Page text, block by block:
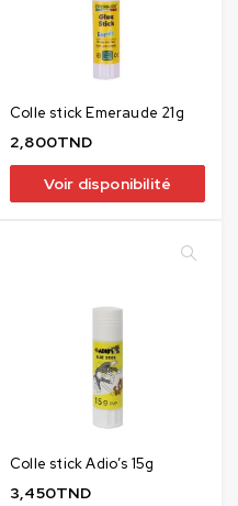
Colle stick Emeraude 21g
2,800TND
Voir disponibilité
Colle stick Adio’s 15g
3,450TND